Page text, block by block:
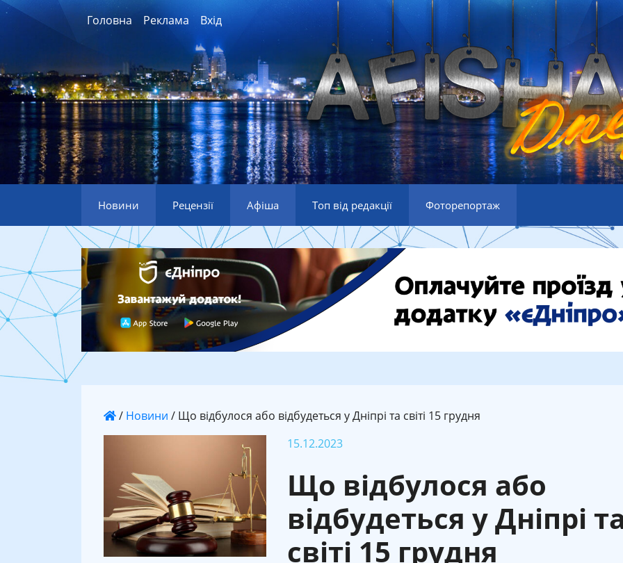
Головна Реклама Вхід
Новини Рецензії Афіша Топ від редакції Фоторепортаж
/ Новини / Що відбулося або відбудеться у Дніпрі та світі 15 грудня
15.12.2023
Що відбулося або
відбудеться у Дніпрі
світі 15 грудня